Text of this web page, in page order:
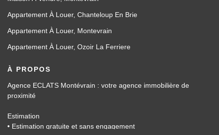
Appartement À Louer, Chanteloup En Brie
Appartement À Louer, Montevrain
Appartement À Louer, Ozoir La Ferriere
À PROPOS
Agence ECLATS Montévrain : votre agence immobilière de
proximité
Estimation
• Estimation gratuite et sans engagement